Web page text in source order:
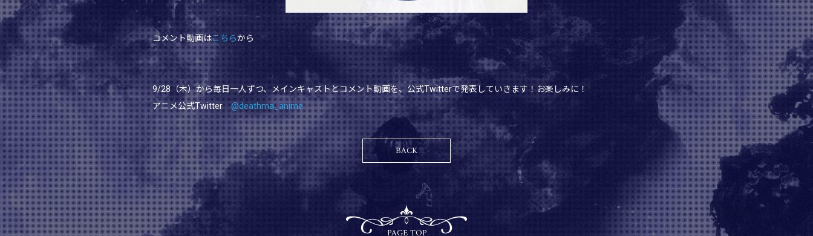
コメント動画はこちらから
9/28（木）から毎日一人ずつ、メインキャストとコメント動画を、公式Twitterで発表していきます！お楽しみに！
アニメ公式Twitter@deathma_anime
BACK